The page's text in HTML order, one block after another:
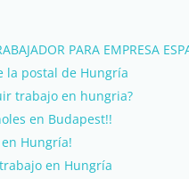
PARA EMPRESA
la postal de Hungría
trabajo en hungria?
en Budapest!!
Hungría!
en Hungría